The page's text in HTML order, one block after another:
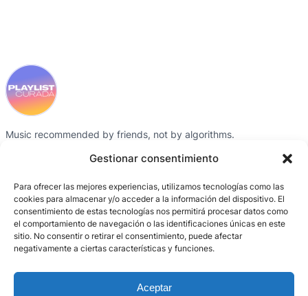
Gestionar consentimiento
Para ofrecer las mejores experiencias, utilizamos tecnologías como las
cookies para almacenar y/o acceder a la información del dispositivo. El
consentimiento de estas tecnologías nos permitirá procesar datos como
el comportamiento de navegación o las identificaciones únicas en este
sitio. No consentir o retirar el consentimiento, puede afectar
negativamente a ciertas características y funciones.
Aceptar
Music recommended by friends, not by algorithms.
SITE MAP
Playlists
Collaborators
Activations
About the project
CREDITS
Gris García
BCN Producció /
Entornos digitales
CONTACT
Instagram
Spotify